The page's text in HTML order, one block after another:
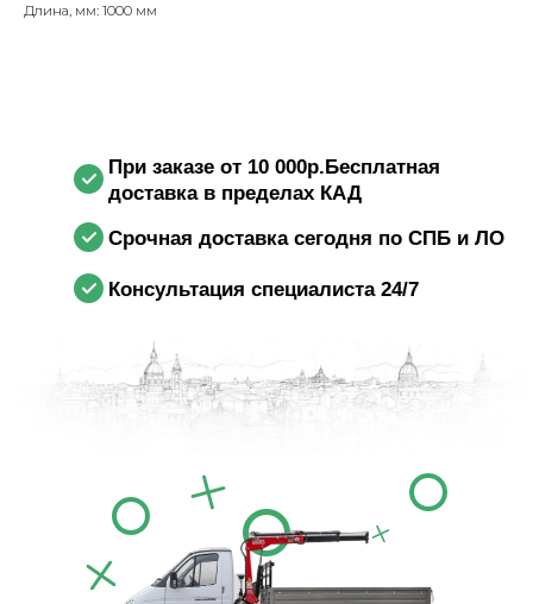
Длина, мм: 1000 мм
При заказе от 10 000р.Бесплатная
доставка в пределах КАД
Срочная доставка сегодня по СПБ и ЛО
Консультация специалиста 24/7